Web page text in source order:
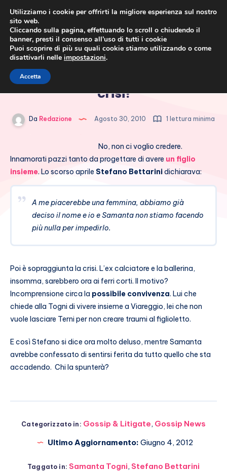
Bettarini-Togni, profonda
crisi!
Da Redazione Agosto 30, 2010 1 lettura minima
No, non ci voglio credere.
Innamorati pazzi tanto da progettare di avere un figlio
insieme. Lo scorso aprile Stefano Bettarinidichiarava:
A me piacerebbe una femmina, abbiamo già
deciso il nome e io e Samanta non stiamo facendo
più nulla per impedirlo.
Poi è sopraggiunta la crisi. L’ex calciatore e la ballerina,
insomma, sarebbero ora ai ferri corti. Il motivo?
Incomprensione circa la possibile convivenza. Lui che
chiede alla Togni di vivere insieme a Viareggio, lei che non
vuole lasciare Terni per non creare traumi al figlioletto.
E così Stefano si dice ora molto deluso, mentre Samanta
avrebbe confessato di sentirsi ferita da tutto quello che sta
accadendo. Chi la spunterà?
Categorizzato in: Gossip & Litigate, Gossip News
Ultimo Aggiornamento: Giugno 4, 2012
Taggato in: Samanta Togni, Stefano Bettarini
Utilizziamo i cookie per offrirti la migliore esperienza sul nostro
sito web.
Cliccando sulla pagina, effettuando lo scroll o chiudendo il
banner, presti il consenso all’uso di tutti i cookie
Puoi scoprire di più su quali cookie stiamo utilizzando o come
disattivarli nelle impostazioni.
Accetta